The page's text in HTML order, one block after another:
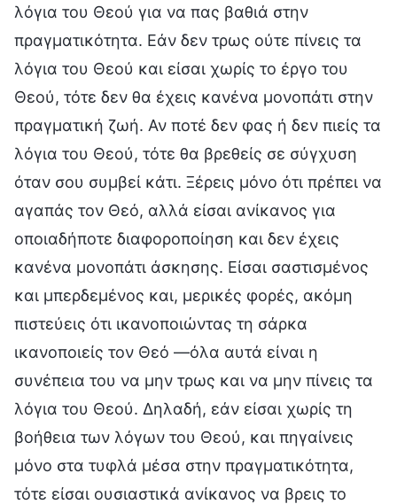
λόγια του Θεού για να πας βαθιά στην
πραγματικότητα. Εάν δεν τρως ούτε πίνεις τα
λόγια του Θεού και είσαι χωρίς το έργο του
Θεού, τότε δεν θα έχεις κανένα μονοπάτι στην
πραγματική ζωή. Αν ποτέ δεν φας ή δεν πιείς τα
λόγια του Θεού, τότε θα βρεθείς σε σύγχυση
όταν σου συμβεί κάτι. Ξέρεις μόνο ότι πρέπει να
αγαπάς τον Θεό, αλλά είσαι ανίκανος για
οποιαδήποτε διαφοροποίηση και δεν έχεις
κανένα μονοπάτι άσκησης. Είσαι σαστισμένος
και μπερδεμένος και, μερικές φορές, ακόμη
πιστεύεις ότι ικανοποιώντας τη σάρκα
ικανοποιείς τον Θεό —όλα αυτά είναι η
συνέπεια του να μην τρως και να μην πίνεις τα
λόγια του Θεού. Δηλαδή, εάν είσαι χωρίς τη
βοήθεια των λόγων του Θεού, και πηγαίνεις
μόνο στα τυφλά μέσα στην πραγματικότητα,
τότε είσαι ουσιαστικά ανίκανος να βρεις το